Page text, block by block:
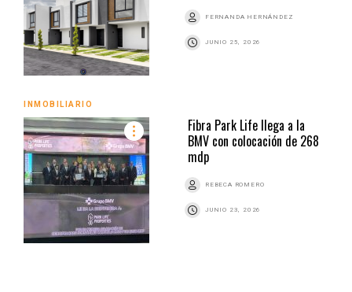
FERNANDA HERNÁNDEZ
JUNIO 25, 2026
INMOBILIARIO
Fibra Park Life llega a la
BMV con colocación de 268
mdp
REBECA ROMERO
JUNIO 23, 2026